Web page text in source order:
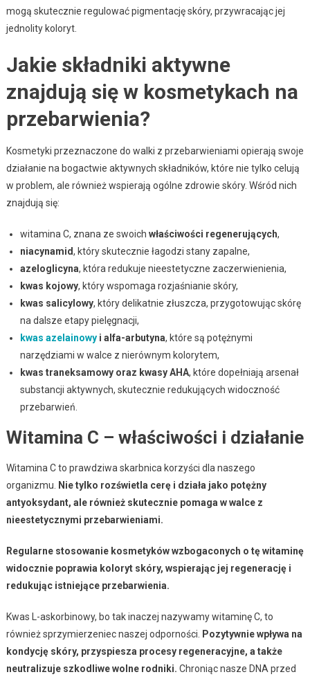
mogą skutecznie regulować pigmentację skóry, przywracając jej
jednolity koloryt.
Jakie składniki aktywne
znajdują się w kosmetykach na
przebarwienia?
Kosmetyki przeznaczone do walki z przebarwieniami opierają swoje
działanie na bogactwie aktywnych składników, które nie tylko celują
w problem, ale również wspierają ogólne zdrowie skóry. Wśród nich
znajdują się:
witamina C, znana ze swoich właściwości regenerujących,
niacynamid, który skutecznie łagodzi stany zapalne,
azeloglicyna, która redukuje nieestetyczne zaczerwienienia,
kwas kojowy, który wspomaga rozjaśnianie skóry,
kwas salicylowy, który delikatnie złuszcza, przygotowując skórę
na dalsze etapy pielęgnacji,
kwas azelainowyi alfa-arbutyna, które są potężnymi
narzędziami w walce z nierównym kolorytem,
kwas traneksamowy oraz kwasy AHA, które dopełniają arsenał
substancji aktywnych, skutecznie redukujących widoczność
przebarwień.
Witamina C – właściwości i działanie
Witamina C to prawdziwa skarbnica korzyści dla naszego
organizmu.
Nie tylko rozświetla cerę i działa jako potężny
antyoksydant, ale również skutecznie pomaga w walce z
nieestetycznymi przebarwieniami.
Regularne stosowanie kosmetyków wzbogaconych o tę witaminę
widocznie poprawia koloryt skóry, wspierając jej regenerację i
redukując istniejące przebarwienia.
Kwas L-askorbinowy, bo tak inaczej nazywamy witaminę C, to
również sprzymierzeniec naszej odporności.
Pozytywnie wpływa na
kondycję skóry, przyspiesza procesy regeneracyjne, a także
neutralizuje szkodliwe wolne rodniki. Chroniąc nasze DNA przed